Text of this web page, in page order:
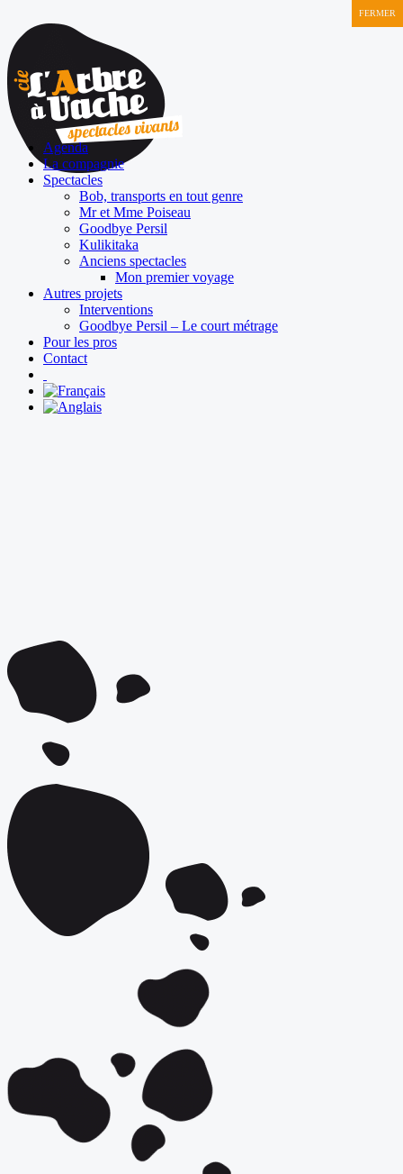
Agenda
La compagnie
Spectacles
Bob, transports en tout genre
Mr et Mme Poiseau
Goodbye Persil
Kulikitaka
Anciens spectacles
Mon premier voyage
Autres projets
Interventions
Goodbye Persil – Le court métrage
Pour les pros
Contact
FERMER